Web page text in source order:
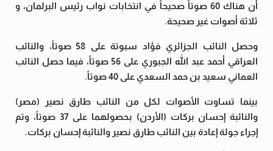
أن هناك 60 صوتاً صحيحاً في انتخابات نواب رئيس البرلمان، و
ثلاثة أصوات غير صحيحة.
وحصل النائب الجزائري فؤاد سبوتة على 58 صوتاً، والنائب
العراقي أحمد عبد الله الجبوري على 56 صوتاً، فيما حصل النائب
العماني سعيد بن حمد السعدي على 40 صوتاً.
بينما تساوت الأصوات لكل من النائب طارق نصير (مصر)
والنائبة إحسان بركات (الأردن) بحصولهما على 37 صوتاً، وتم
إجراء جولة إعادة بين النائب طارق نصير والنائبة إحسان بركات.